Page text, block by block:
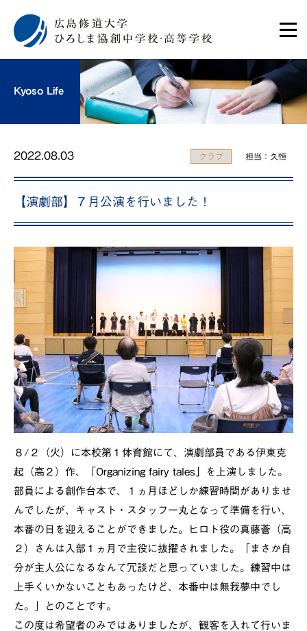
Kyoso Life
2022.08.03 クラブ 担当：久恒
【演劇部】７月公演を行いました！
８/２（火）に本校第１体育館にて、演劇部員である伊東克
起（高２）作、「Organizing fairy tales」を上演しました。
部員による創作台本で、１ヵ月ほどしか練習時間がありませ
んでしたが、キャスト・スタッフ一丸となって準備を行い、
本番の日を迎えることができました。ヒロト役の真藤蒼（高
２）さんは入部１ヵ月で主役に抜擢されました。「まさか自
分が主人公になるなんて冗談だと思っていました。練習中は
上手くいかないこともあったけど、本番中は無我夢中でし
た。」とのことです。
この度は希望者のみではありましたが、観客を入れて行いま